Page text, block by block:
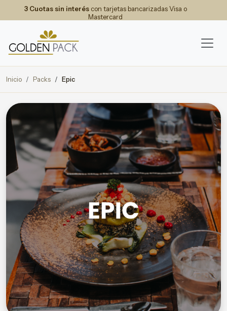
3 Cuotas sin interéscon tarjetas bancarizadas Visa o
Mastercard
Inicio Packs Epic